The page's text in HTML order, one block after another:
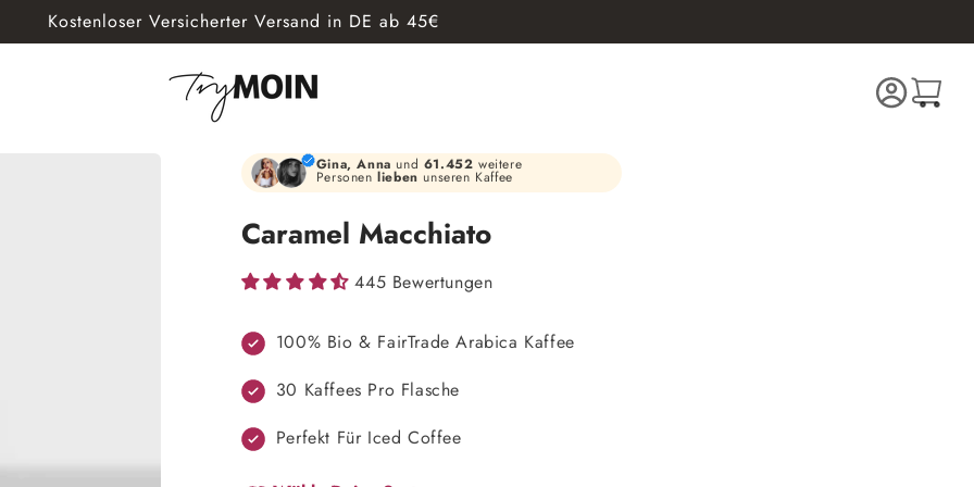
Kostenloser Versicherter Versand in DE ab 45€
Einloggen
Warenkorb
Gina, Anna und 61.452 weitere
Personenlieben unseren Kaffee
Caramel Macchiato
445 Bewertungen
100% Bio & FairTrade Arabica Kaffee
30 Kaffees Pro Flasche
Perfekt Für Iced Coffee